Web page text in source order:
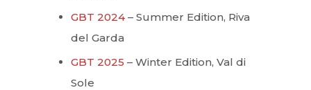
GBT 2024– Summer Edition, Riva
del Garda
GBT 2025– Winter Edition, Val di
Sole